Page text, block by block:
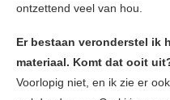
ontzettend veel van hou.
Er bestaan veronderstel ik
materiaal. Komt dat ooit
Voorlopig niet, en ik zie er